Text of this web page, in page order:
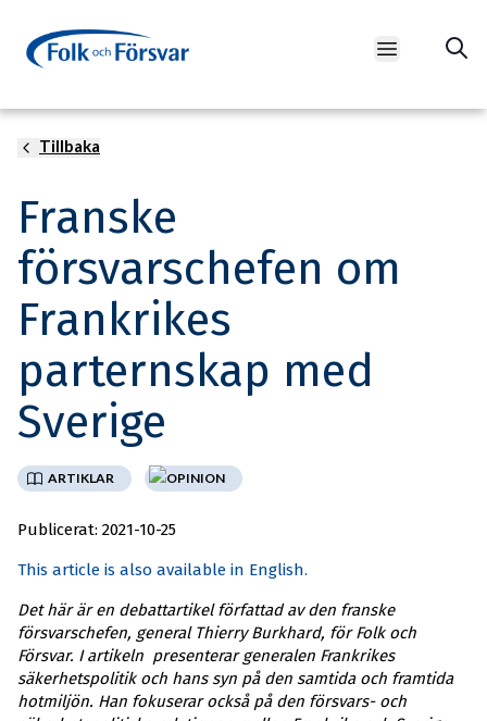
Open main
Tillbaka
Foto: Jean-Christophe Mantrant/Etat-major des armées
Franske
försvarschefen om
Frankrikes
parternskap med
Sverige
ARTIKLAR OPINION
Publicerat: 2021-10-25
This article is also available in English.
Det här är en debattartikel författad av den franske
försvarschefen, general Thierry Burkhard, för Folk och
Försvar. I artikeln presenterar generalen Frankrikes
säkerhetspolitik och hans syn på den samtida och framtida
hotmiljön. Han fokuserar också på den försvars- och